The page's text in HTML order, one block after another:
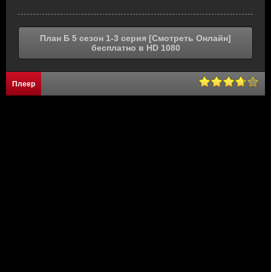
План Б 5 сезон 1-3 серия [Смотреть Онлайн]
бесплатно в HD 1080
Плеер